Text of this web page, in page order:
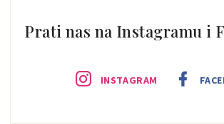
Prati nas na Instagramu i
INSTAGRAM